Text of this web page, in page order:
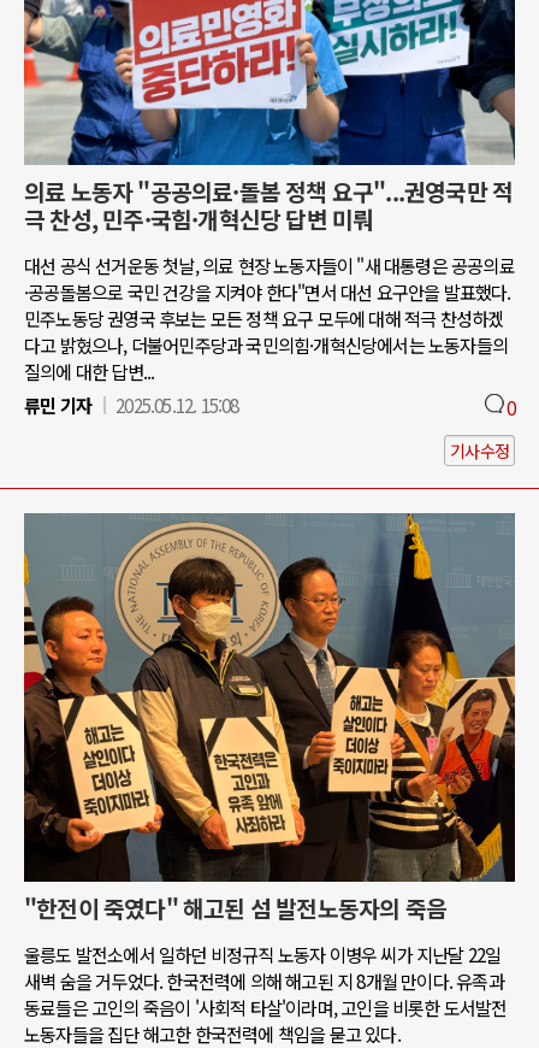
의료 노동자 "공공의료·돌봄 정책 요구"...권영국만 적
극 찬성, 민주·국힘·개혁신당 답변 미뤄
대선 공식 선거운동 첫날, 의료 현장 노동자들이 "새 대통령은 공공의료
·공공돌봄으로 국민 건강을 지켜야 한다"면서 대선 요구안을 발표했다.
민주노동당 권영국 후보는 모든 정책 요구 모두에 대해 적극 찬성하겠
다고 밝혔으나, 더불어민주당과 국민의힘·개혁신당에서는 노동자들의
질의에 대한 답변...
류민 기자
2025.05.12. 15:08 0
기사수정
"한전이 죽였다" 해고된 섬 발전노동자의 죽음
울릉도 발전소에서 일하던 비정규직 노동자 이병우 씨가 지난달 22일
새벽 숨을 거두었다. 한국전력에 의해 해고된 지 8개월 만이다. 유족과
동료들은 고인의 죽음이 '사회적 타살'이라며, 고인을 비롯한 도서발전
노동자들을 집단 해고한 한국전력에 책임을 묻고 있다.